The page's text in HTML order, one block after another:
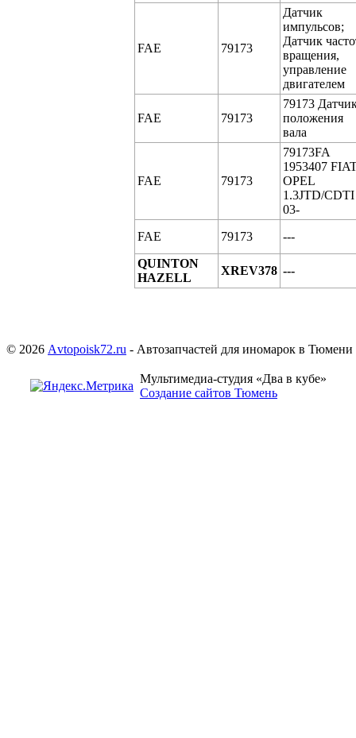
FAE 79173
Датчик
импульсов;
Датчик
вращения,
управление
двигателем
FAE 79173
79173
положения
вала
FAE 79173
79173FA
1953407
OPEL
1.3JTD/CDTI
03-
FAE
79173
---
QUINTON
HAZELL
XREV378 ---
© 2026 Аvtopoisk72.ru - Автозапчастей для иномарок в Тюмени
Мультимедиа-студия «Два в кубе»
Создание сайтов Тюмень